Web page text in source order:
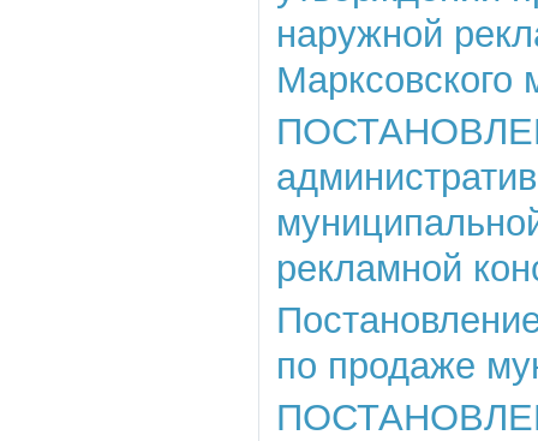
наружной
Марксовского
рекламной
по продаже